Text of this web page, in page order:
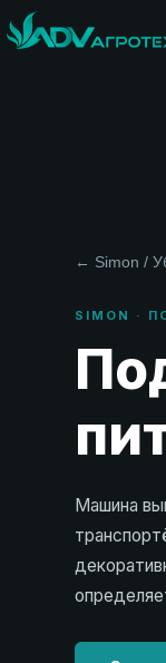
← Simon /
SIMON ·
Машина